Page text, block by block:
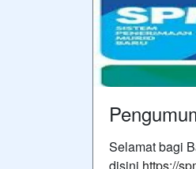
Selamat bagi